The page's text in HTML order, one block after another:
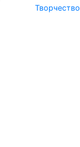
Творчество